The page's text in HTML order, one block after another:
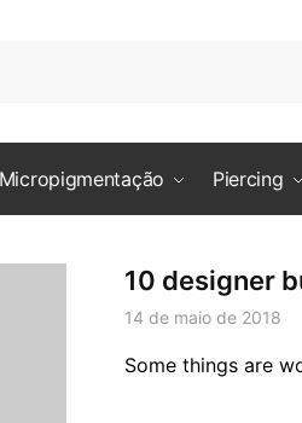
Micropigmentação Piercing
10 designer
14 de maio de 2018
Some things are